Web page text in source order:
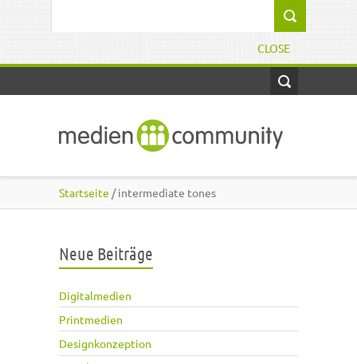
CLOSE
Startseite / intermediate tones
Neue Beiträge
Digitalmedien
Printmedien
Designkonzeption